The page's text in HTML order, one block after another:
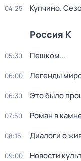
04:25 Купчино.
Россия К
05:30 Пешком...
06:00 Легенды
06:30 Это было
07:50 Роман в
08:15 Диалоги о
09:00 Новости